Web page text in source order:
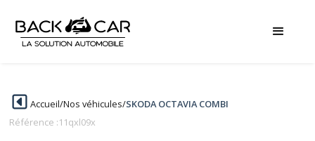
Accueil/Nos véhicules/SKODA OCTAVIA COMBI
Référence :11qxl09x